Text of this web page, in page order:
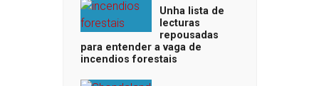
Unha lista de
lecturas
repousadas
para entender a vaga de
incendios forestais